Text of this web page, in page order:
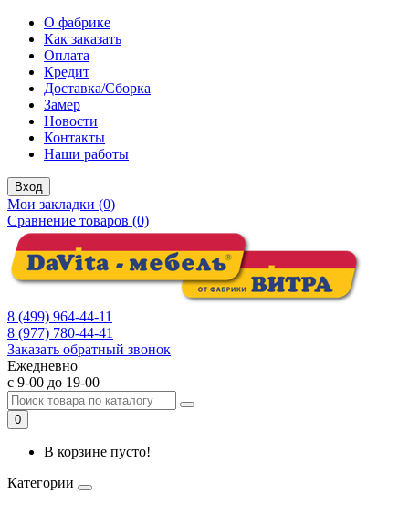
О фабрике
Как заказать
Оплата
Кредит
Доставка/Сборка
Замер
Новости
Контакты
Наши работы
Вход
Мои закладки (0)
Сравнение товаров (0)
8 (499) 964-44-11
8 (977) 780-44-41
Заказать обратный звонок
Ежедневно
с 9-00 до 19-00
0
В корзине пусто!
Категории